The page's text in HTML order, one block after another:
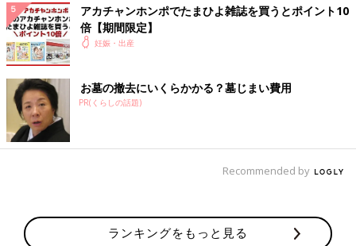
アカチャンホンポでたまひよ雑誌を買うとポイント10
倍【期間限定】
妊娠・出産
お墓の撤去にいくらかかる？墓じまい費用
PR(くらしの話題)
Recommended by
ランキングをもっと見る